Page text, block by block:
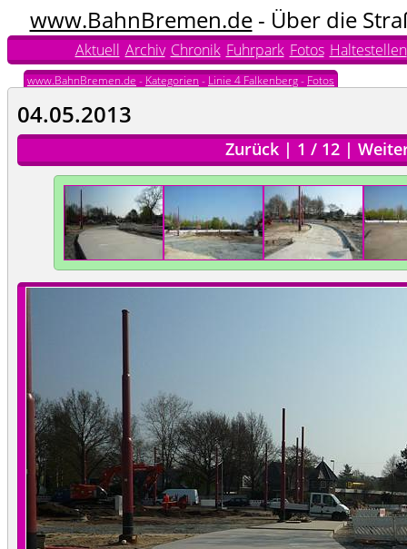
www.BahnBremen.de- Über die
Aktuell Archiv Chronik Fuhrpark Fotos Haltestellen
www.BahnBremen.de - Kategorien - Linie 4 Falkenberg- Fotos
04.05.2013
Zurück | 1 / 12 |